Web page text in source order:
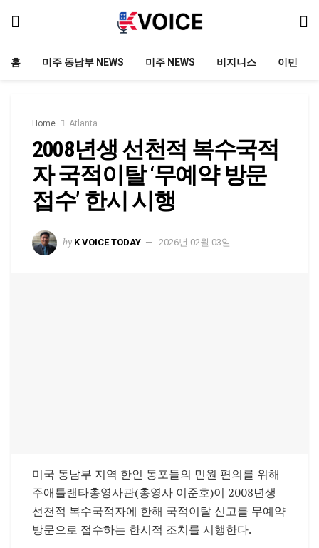
홈 미주 동남부 NEWS 미주 NEWS 비지니스 이민
Home Atlanta
2008년생 선천적 복수국적
자 국적이탈 ‘무예약 방문
접수’ 한시 시행
by K VOICE TODAY 2026년 02월 03일
미국 동남부 지역 한인 동포들의 민원 편의를 위해
주애틀랜타총영사관(총영사 이준호)이 2008년생
선천적 복수국적자에 한해 국적이탈 신고를 무예약
방문으로 접수하는 한시적 조치를 시행한다.